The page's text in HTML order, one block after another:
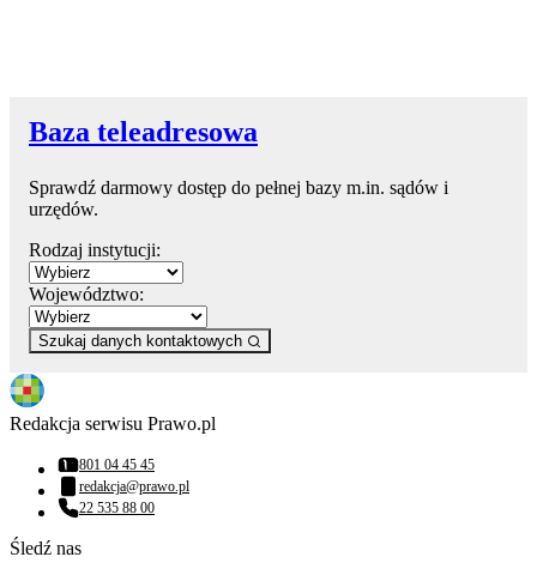
Baza teleadresowa
Sprawdź darmowy dostęp do pełnej bazy m.in. sądów i
urzędów.
Rodzaj instytucji:
Województwo:
Szukaj danych kontaktowych
Redakcja serwisu Prawo.pl
Numer telefonu:
801 04 45 45
Adres email:
redakcja@prawo.pl
Numer telefonu:
22 535 88 00
Śledź nas